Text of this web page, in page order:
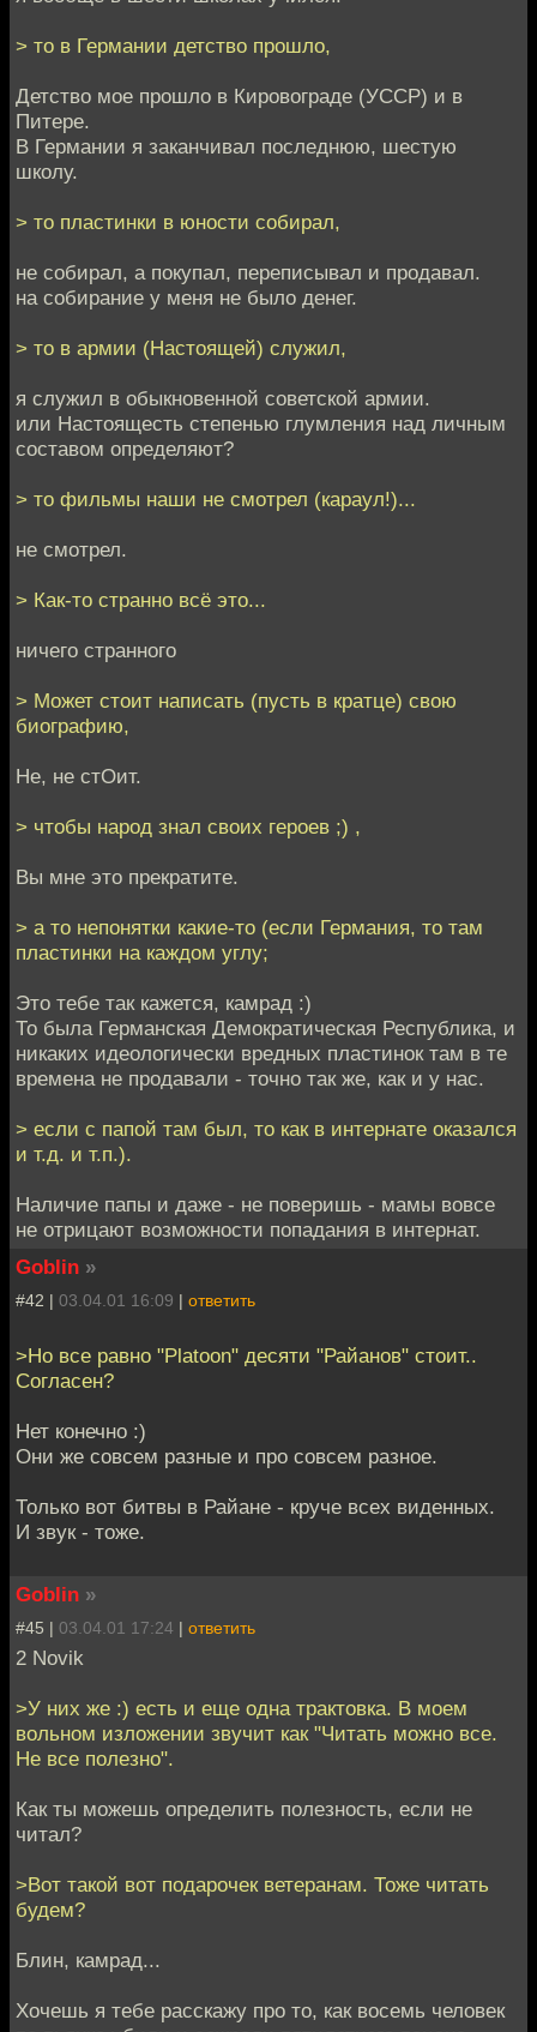
> то в Германии детство прошло,
Детство мое прошло в Кировограде (УССР) и в
Питере.
В Германии я заканчивал последнюю, шестую
школу.
> то пластинки в юности собирал,
не собирал, а покупал, переписывал и продавал.
на собирание у меня не было денег.
> то в армии (Настоящей) служил,
я служил в обыкновенной советской армии.
или Настоящесть степенью глумления над личным
составом определяют?
> то фильмы наши не смотрел (караул!)...
не смотрел.
> Как-то странно всё это...
ничего странного
> Может стоит написать (пусть в кратце) свою
биографию,
Не, не стОит.
> чтобы народ знал своих героев ;) ,
Вы мне это прекратите.
> а то непонятки какие-то (если Германия, то там
пластинки на каждом углу;
Это тебе так кажется, камрад :)
То была Германская Демократическая Республика, и
никаких идеологически вредных пластинок там в те
времена не продавали - точно так же, как и у нас.
> если с папой там был, то как в интернате оказался
и т.д. и т.п.).
Наличие папы и даже - не поверишь - мамы вовсе
не отрицают возможности попадания в интернат.
Goblin »
#42 | 03.04.01 16:09 | ответить
>Но все равно "Platoon" десяти "Райанов" стоит..
Согласен?
Нет конечно :)
Они же совсем разные и про совсем разное.
Только вот битвы в Райане - круче всех виденных.
И звук - тоже.
Goblin »
#45 | 03.04.01 17:24 | ответить
2 Novik
>У них же :) есть и еще одна трактовка. В моем
вольном изложении звучит как "Читать можно все.
Не все полезно".
Как ты можешь определить полезность, если не
читал?
>Вот такой вот подарочек ветеранам. Тоже читать
будем?
Блин, камрад...
Хочешь я тебе расскажу про то, как восемь человек